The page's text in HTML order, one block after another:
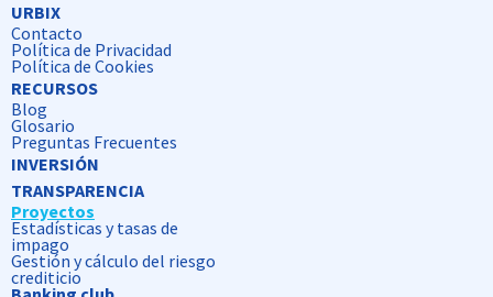
URBIX
Contacto
Política de Privacidad
Política de Cookies
RECURSOS
Blog
Glosario
Preguntas Frecuentes
INVERSIÓN
TRANSPARENCIA
Proyectos
Estadísticas y tasas de
impago
Gestión y cálculo del riesgo
crediticio